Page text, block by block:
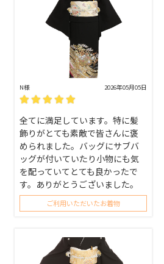
N様 2026年05月05日
全てに満足しています。特に髪
飾りがとても素敵で皆さんに褒
められました。バッグにサブバ
ッグが付いていたり小物にも気
を配っていてとても良かったで
す。ありがとうございました。
ご利用いただいたお着物